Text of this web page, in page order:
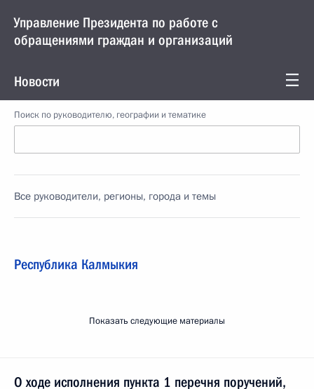
Управление Президента по работе с
обращениями граждан и организаций
Новости
Поиск по руководителю, географии и тематике
Все руководители, регионы, города и темы
Республика Калмыкия
Показать следующие материалы
О ходе исполнения пункта 1 перечня поручений,